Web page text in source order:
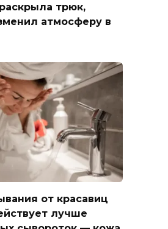
трюк,
атмосферу в
от красавиц
лучше